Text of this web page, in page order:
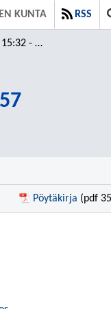
KUNTA RSS
- 18:57
Pöytäkirja (pdf